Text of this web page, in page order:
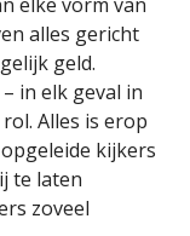
alles gericht
geld.
in elk geval in
Alles is erop
kijkers
te laten
zoveel